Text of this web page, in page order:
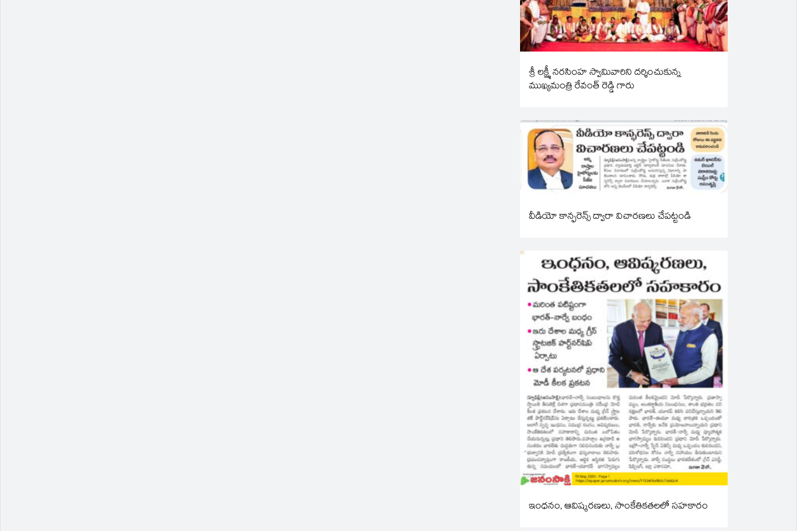
శ్రీ లక్ష్మీ నరసింహ స్వామివారిని దర్శించుకున్న
ముఖ్యమంత్రి రేవంత్ రెడ్డి గారు
వీడియో కాన్ఫరెన్స్ ద్వారా విచారణలు చేపట్టండి
ఇంధనం, ఆవిష్కరణలు, సాంకేతికతలలో సహకారం